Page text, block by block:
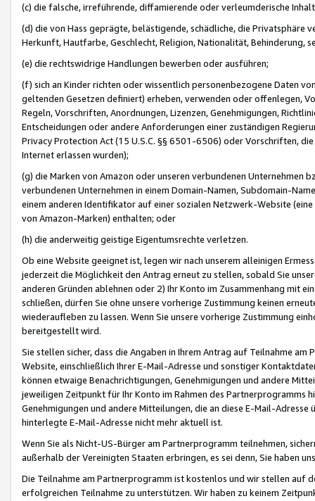
(c) die falsche, irreführende, diffamierende oder verleumderische
(d) die von Hass geprägte, belästigende, schädliche, die Privatsphäre
Herkunft, Hautfarbe, Geschlecht, Religion, Nationalität, Behinderung,
(e) die rechtswidrige Handlungen bewerben oder ausführen;
(f) sich an Kinder richten oder wissentlich personenbezogene Daten
geltenden Gesetzen definiert) erheben, verwenden oder offenlegen,
Regeln, Vorschriften, Anordnungen, Lizenzen, Genehmigungen,
Entscheidungen oder andere Anforderungen einer zuständigen
Privacy Protection Act (15 U.S.C. §§ 6501-6506) oder Vorschriften,
Internet erlassen wurden);
(g) die Marken von Amazon oder unseren verbundenen Unternehmen
verbundenen Unternehmen in einem Domain-Namen, Subdomain-
einem anderen Identifikator auf einer sozialen Netzwerk-Website
von Amazon-Marken) enthalten; oder
(h) die anderweitig geistige Eigentumsrechte verletzen.
Ob eine Website geeignet ist, legen wir nach unserem alleinigen
jederzeit die Möglichkeit den Antrag erneut zu stellen, sobald Sie
anderen Gründen ablehnen oder 2) Ihr Konto im Zusammenhang mit
schließen, dürfen Sie ohne unsere vorherige Zustimmung keinen
wiederaufleben zu lassen. Wenn Sie unsere vorherige Zustimmung
bereitgestellt wird.
Sie stellen sicher, dass die Angaben in Ihrem Antrag auf Teilnahme
Website, einschließlich Ihrer E-Mail-Adresse und sonstiger
können etwaige Benachrichtigungen, Genehmigungen und andere
jeweiligen Zeitpunkt für Ihr Konto im Rahmen des Partnerprogramms
Genehmigungen und andere Mitteilungen, die an diese E-Mail-
hinterlegte E-Mail-Adresse nicht mehr aktuell ist.
Wenn Sie als Nicht-US-Bürger am Partnerprogramm teilnehmen,
außerhalb der Vereinigten Staaten erbringen, es sei denn, Sie haben
Die Teilnahme am Partnerprogramm ist kostenlos und wir stellen auf
erfolgreichen Teilnahme zu unterstützen. Wir haben zu keinem